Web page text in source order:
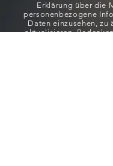
Erklärung über die
personenbezogene
Daten einzusehen, zu
aktualisieren,